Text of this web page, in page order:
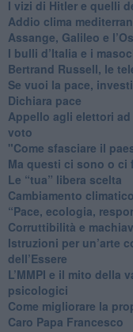
​I vizi di Hitler e quelli
Addio clima
​Assange, Galileo e
​I bulli d’Italia e i
​Bertrand Russell, le
​Se vuoi la pace,
​Dichiara pace
​Appello agli elettori
voto
"Come sfasciare il
​Ma questi ci sono o ci
​Le “tua” libera scelta
Cambiamento
“Pace, ecologia,
​Corruttibilità e
Istruzioni per un’arte
dell’Essere
​L’MMPI e il mito della
psicologici
Come migliorare la
Caro Papa Francesco